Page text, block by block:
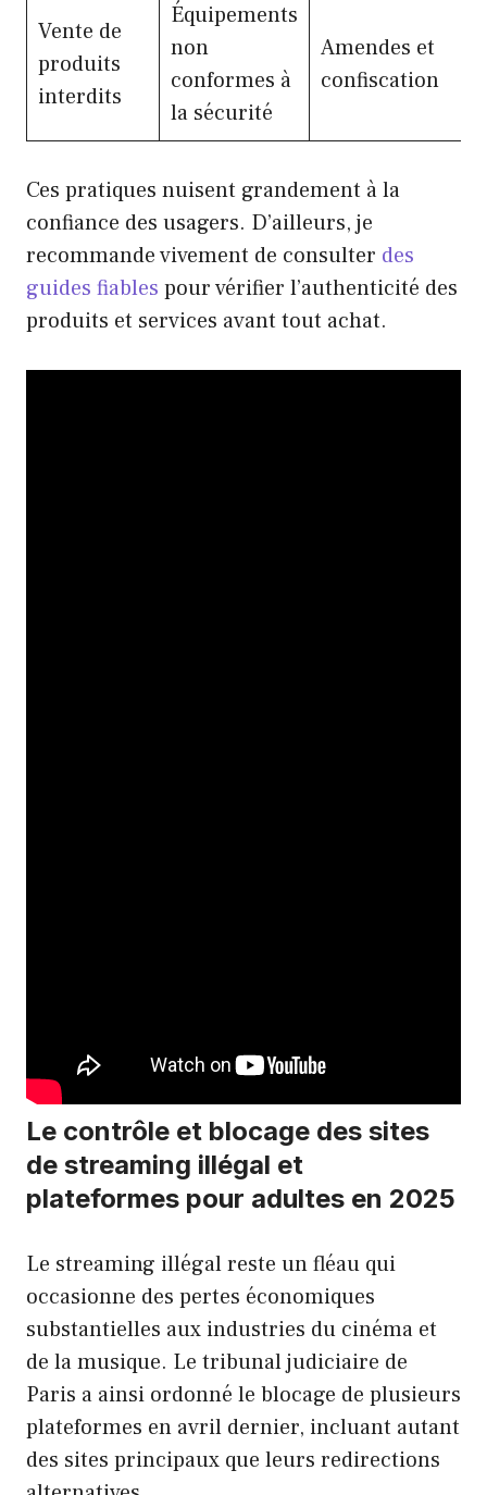
Vente de
produits
interdits
Équipements
non
conformes à
la sécurité
Amendes et
confiscation
Ces pratiques nuisent grandement à la
confiance des usagers. D’ailleurs, je
recommande vivement de consulter des
guides fiables pour vérifier l’authenticité des
produits et services avant tout achat.
Le contrôle et blocage des sites
de streaming illégal et
plateformes pour adultes en 2025
Le streaming illégal reste un fléau qui
occasionne des pertes économiques
substantielles aux industries du cinéma et
de la musique. Le tribunal judiciaire de
Paris a ainsi ordonné le blocage de plusieurs
plateformes en avril dernier, incluant autant
des sites principaux que leurs redirections